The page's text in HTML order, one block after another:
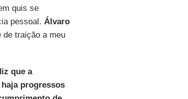
quis se
pessoal. Álvaro
traição a meu
que a
progressos